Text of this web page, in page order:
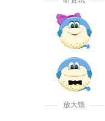
放大镜